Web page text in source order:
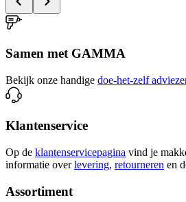
Samen met GAMMA
Bekijk onze handige doe-het-zelf
Klantenservice
Op de klantenservicepagina vind je
informatie over levering, retourneren en
Assortiment